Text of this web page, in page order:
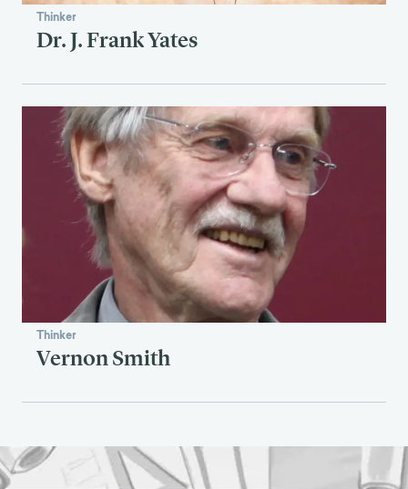
Thinker
Dr. J. Frank Yates
Thinker
Vernon Smith